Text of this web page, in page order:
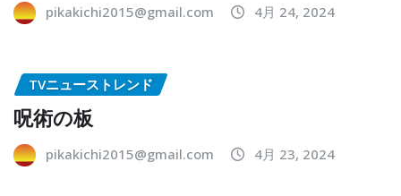
pikakichi2015@gmail.com 4月 24, 2024
TVニューストレンド
呪術の板
pikakichi2015@gmail.com 4月 23, 2024